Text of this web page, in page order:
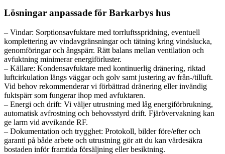
Lösningar anpassade för Barkarbys hus
– Vindar: Sorptionsavfuktare med torrluftsspridning, eventuell
komplettering av vindavgränsningar och tätning kring vindslucka,
genomföringar och ångspärr. Rätt balans mellan ventilation och
avfuktning minimerar energiförluster.
– Källare: Kondensavfuktare med kontinuerlig dränering, riktad
luftcirkulation längs väggar och golv samt justering av från-/tilluft.
Vid behov rekommenderar vi förbättrad dränering eller invändig
fuktspärr som fungerar ihop med avfuktaren.
– Energi och drift: Vi väljer utrustning med låg energiförbrukning,
automatisk avfrostning och behovsstyrd drift. Fjärövervakning kan
ge larm vid avvikande RF.
– Dokumentation och trygghet: Protokoll, bilder före/efter och
garanti på både arbete och utrustning gör att du kan värdesäkra
bostaden inför framtida försäljning eller besiktning.